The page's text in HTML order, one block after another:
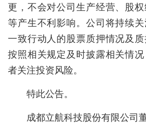
更，不会对公司生产经营、股
等产生不利影响。公司将持续
一致行动人的股票质押情况及
按照相关规定及时披露相关情
者关注投资风险。
特此公告。
成都立航科技股份有限公司